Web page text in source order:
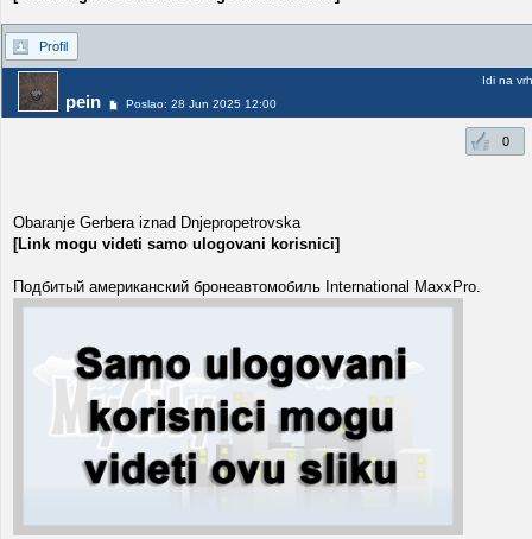
Profil
pein Poslao: 28 Jun 2025 12:00
Idi na vrh
0
Obaranje Gerbera iznad Dnjepropetrovska
[Link mogu videti samo ulogovani korisnici]
Подбитый американский бронеавтомобиль International MaxxPro.